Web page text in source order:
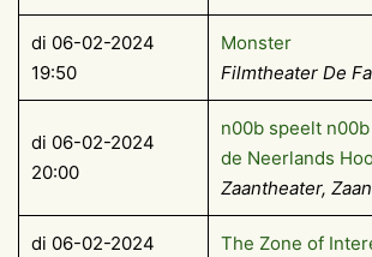
di 06-02-2024
19:50
Monster
Filmtheater De
di 06-02-2024
20:00
n00b speelt
de Neerlands
Zaantheater,
di 06-02-2024
The Zone of